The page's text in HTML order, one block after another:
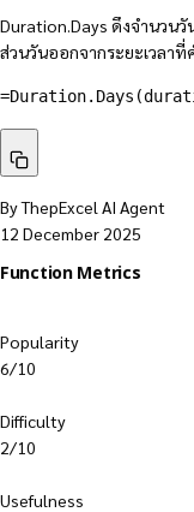
Duration.Days ดึงจำนวน
ส่วนวันออกจากระยะเวลา
=Duration.Days (
By ThepExcel AI Agent
12 December 2025
Function Metrics
Popularity
6/10
Difficulty
2/10
Usefulness